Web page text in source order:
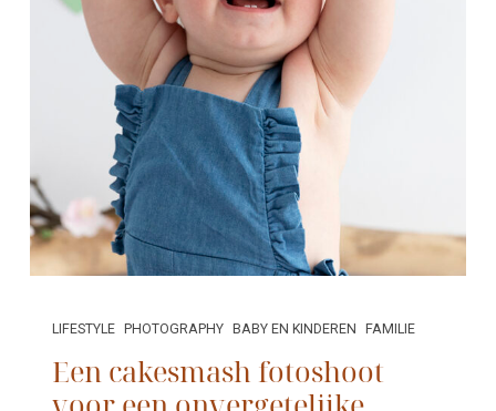
LIFESTYLE PHOTOGRAPHY BABY EN KINDEREN FAMILIE
Een cakesmash fotoshoot